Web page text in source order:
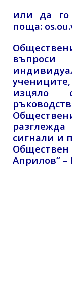
или да го
поща:
изцяло
сигнали и
Априлов“ –